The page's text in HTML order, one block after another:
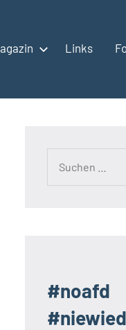
Links
#noafd